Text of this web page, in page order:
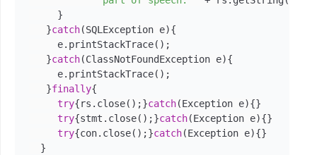
     }
   }
catch(SQLException e){
     e.printStackTrace();
   }
catch(ClassNotFoundException e){
     e.printStackTrace();
   }
finally{
try{rs.close();}catch(Exception e){}
try{stmt.close();}catch(Exception e){}
try{con.close();}catch(Exception e){}
  }